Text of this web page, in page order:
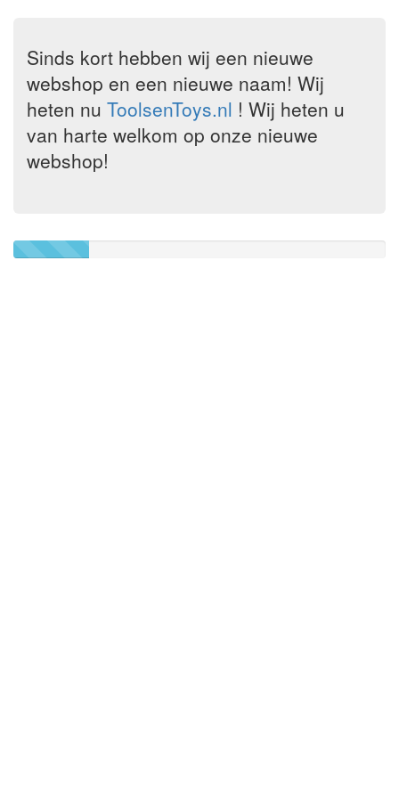
Sinds kort hebben wij een nieuwe
webshop en een nieuwe naam! Wij
heten nu ToolsenToys.nl ! Wij heten u
van harte welkom op onze nieuwe
webshop!